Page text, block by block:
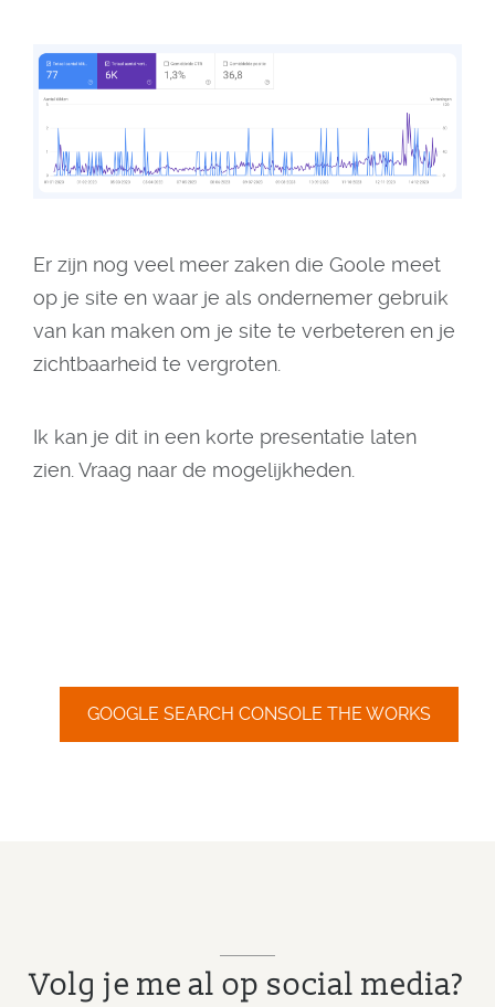
Er zijn nog veel meer zaken die Goole meet
op je site en waar je als ondernemer gebruik
van kan maken om je site te verbeteren en je
zichtbaarheid te vergroten.
Ik kan je dit in een korte presentatie laten
zien. Vraag naar de mogelijkheden.
GOOGLE SEARCH CONSOLE THE WORKS
Volg je me al op social media?